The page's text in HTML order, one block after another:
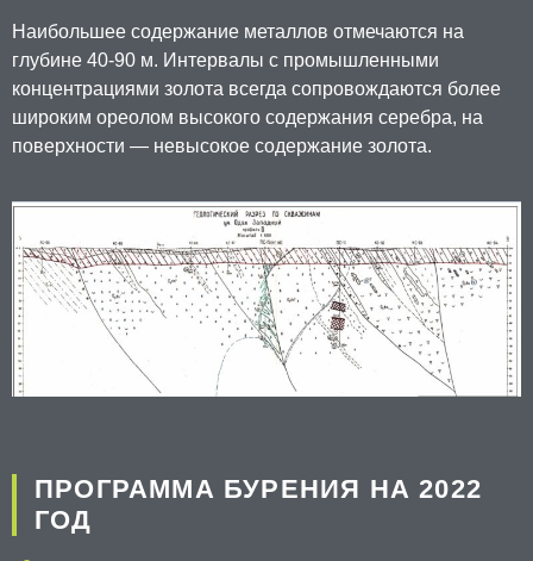
Наибольшее содержание металлов отмечаются на
глубине 40-90 м. Интервалы с промышленными
концентрациями золота всегда сопровождаются более
широким ореолом высокого содержания серебра, на
поверхности — невысокое содержание золота.
ПРОГРАММА БУРЕНИЯ НА 2022
ГОД